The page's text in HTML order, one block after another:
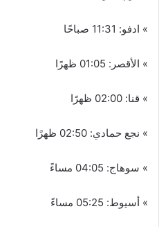
» ادفو: 11:31 صباحًا
» الأقصر: 01:05 ظهرًا
» قنا: 02:00 ظهرًا
» نجع حمادي: 02:50 ظهرًا
» سوهاج: 04:05 مساءً
» أسيوط: 05:25 مساءً